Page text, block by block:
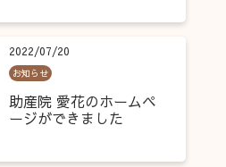
2022/07/20
お知らせ
助産院 愛花のホームペ
ージができました